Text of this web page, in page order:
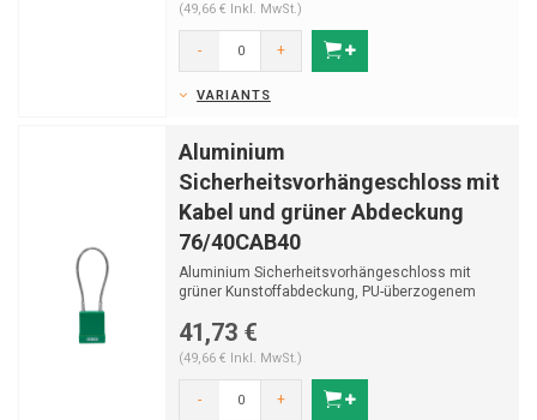
(49,66 € Inkl. MwSt.)
- +
VARIANTS
Aluminium
Sicherheitsvorhängeschloss mit
Kabel und grüner Abdeckung
76/40CAB40
Aluminium Sicherheitsvorhängeschloss mit
grüner Kunstoffabdeckung, PU-überzogenem
41,73 €
(49,66 € Inkl. MwSt.)
- +